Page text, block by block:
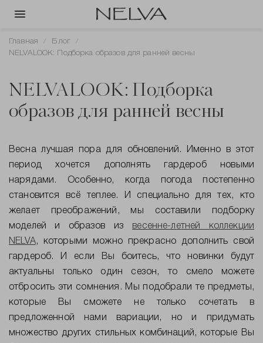
Главная
Блог
NELVALOOK: Подборка образов для ранней весны
NELVALOOK: Подборка
образов для ранней весны
Весна лучшая пора для обновлений. Именно в этот
период хочется дополнять гардероб новыми
нарядами. Особенно, когда погода постепенно
становится всё теплее. И специально для тех, кто
желает преображений, мы составили подборку
моделей и образов из весенне-летней коллекции
NELVA, которыми можно прекрасно дополнить свой
гардероб. И если Вы боитесь, что новинки будут
актуальны только один сезон, то смело можете
отбросить эти сомнения. Мы подобрали те предметы,
которые Вы сможете не только сочетать в
предложенной нами вариации, но и придумать
множество других стильных комбинаций, которые Вы